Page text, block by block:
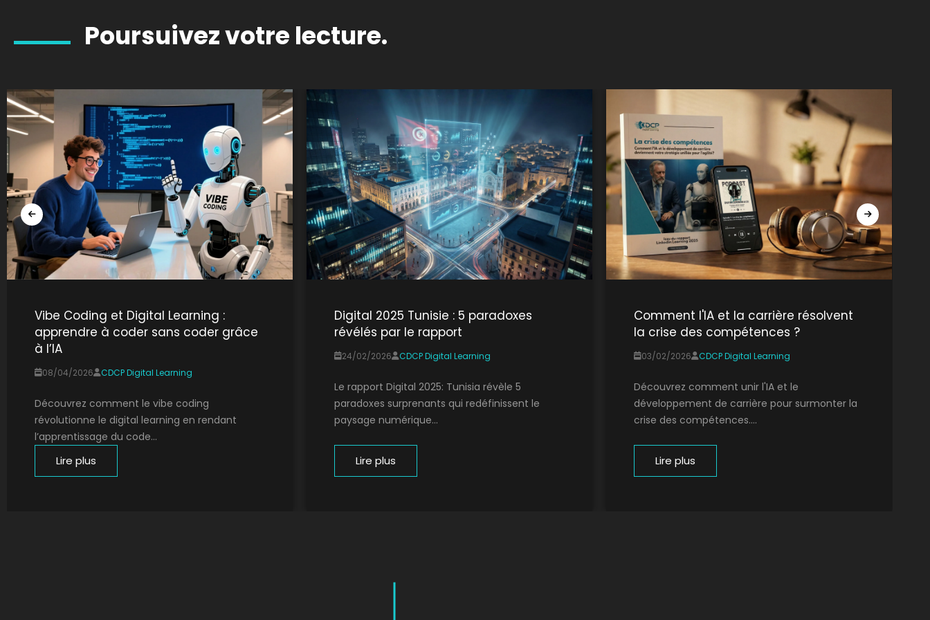
Poursuivez votre lecture.
Vibe Coding et Digital Learning :
apprendre à coder sans coder grâce
à l’IA
08/04/2026 CDCP Digital Learning
Découvrez comment le vibe coding
révolutionne le digital learning en rendant
l’apprentissage du code...
Lire plus
Digital 2025 Tunisie : 5 paradoxes
révélés par le rapport
24/02/2026 CDCP Digital Learning
Le rapport Digital 2025: Tunisia révèle 5
paradoxes surprenants qui redéfinissent le
paysage numérique...
Lire plus
Comment l'IA et la carrière résolvent
la crise des compétences ?
03/02/2026 CDCP Digital Learning
Découvrez comment unir l'IA et le
développement de carrière pour surmonter la
crise des compétences....
Lire plus